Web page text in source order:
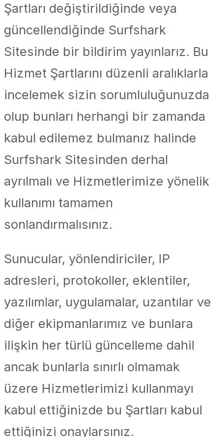
Şartları değiştirildiğinde veya
güncellendiğinde Surfshark
Sitesinde bir bildirim yayınlarız. Bu
Hizmet Şartlarını düzenli aralıklarla
incelemek sizin sorumluluğunuzda
olup bunları herhangi bir zamanda
kabul edilemez bulmanız halinde
Surfshark Sitesinden derhal
ayrılmalı ve Hizmetlerimize yönelik
kullanımı tamamen
sonlandırmalısınız.
Sunucular, yönlendiriciler, IP
adresleri, protokoller, eklentiler,
yazılımlar, uygulamalar, uzantılar ve
diğer ekipmanlarımız ve bunlara
ilişkin her türlü güncelleme dahil
ancak bunlarla sınırlı olmamak
üzere Hizmetlerimizi kullanmayı
kabul ettiğinizde bu Şartları kabul
ettiğinizi onaylarsınız.